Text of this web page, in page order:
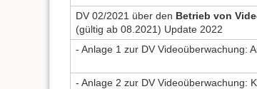
DV 02/2021 über den Betrieb von
(gültig ab 08.2021) Update 2022
- Anlage 1 zur DV Videoüberwachung:
- Anlage 2 zur DV Videoüberwachung: